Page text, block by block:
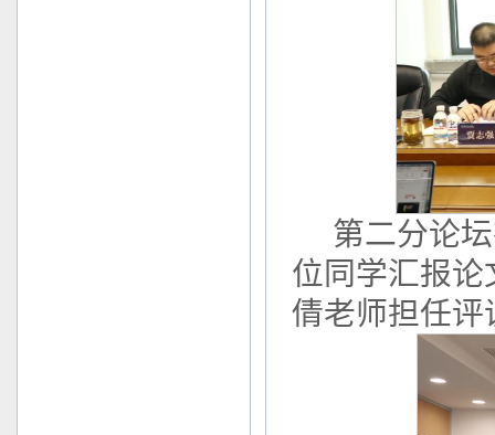
第二分论
位同学汇报
倩老师担任评